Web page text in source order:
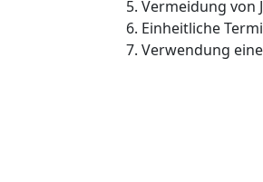
Vermeidung von
Einheitliche
Verwendung